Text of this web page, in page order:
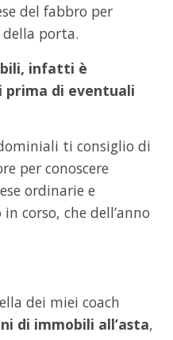
del fabbro per
porta.
infatti è
prima di eventuali
ti consiglio di
per conoscere
ordinarie e
corso, che dell’anno
dei miei coach
di immobili all’asta,